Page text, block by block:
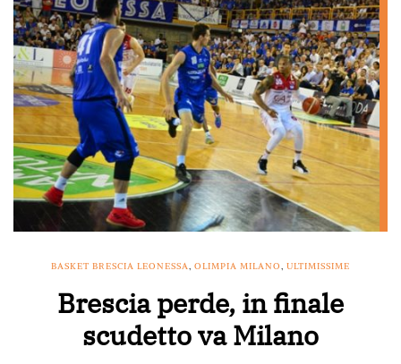
BASKET BRESCIA LEONESSA, OLIMPIA MILANO, ULTIMISSIME
Brescia perde, in finale
scudetto va Milano